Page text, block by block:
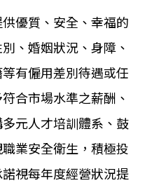
優質、安全、幸福的
、婚姻狀況、身障、
有僱用差別待遇或任
合市場水準之薪酬、
元人才培訓體系、鼓
業安全衛生，積極投
視每年度經營狀況提